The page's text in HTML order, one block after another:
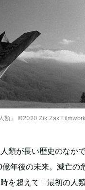
人類』 ©️2020 Zik Zak
類が長い歴史のなか
年後の未来。滅亡の
を超えて「最初の人